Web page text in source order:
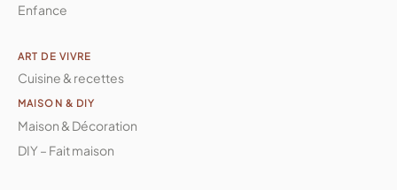
Enfance
ART DE VIVRE
Cuisine & recettes
MAISON & DIY
Maison & Décoration
DIY – Fait maison